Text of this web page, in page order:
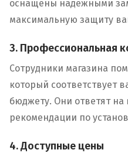
оснащены надежными
максимальную защиту
3. Профессиональная
Сотрудники магазина
который соответствует
бюджету. Они ответят
рекомендации по
4. Доступные цены